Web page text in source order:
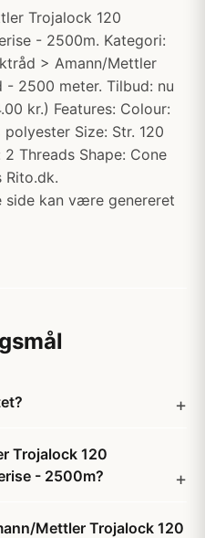
Trojalock 120
- 2500m. Kategori:
> Amann/Mettler
2500 meter. Tilbud: nu
kr.) Features: Colour:
Size: Str. 120
Threads Shape: Cone
Rito.dk.
side kan være genereret
Trojalock 120
- 2500m?
Mettler Trojalock 120